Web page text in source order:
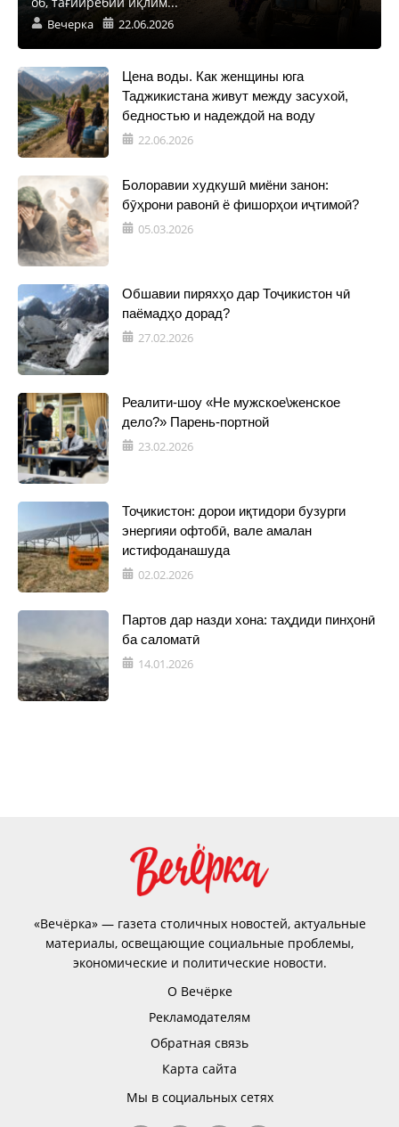
Вечерка 22.06.2026
Цена воды. Как женщины юга
Таджикистана живут между засухой,
бедностью и надеждой на воду
22.06.2026
Болоравии худкушӣ миёни занон:
бӯҳрони равонӣ ё фишорҳои иҷтимоӣ?
05.03.2026
Обшавии пиряхҳо дар Тоҷикистон чӣ
паёмадҳо дорад?
27.02.2026
Реалити-шоу «Не мужское\женское
дело?» Парень-портной
23.02.2026
Тоҷикистон: дорои иқтидори бузурги
энергияи офтобӣ, вале амалан
истифоданашуда
02.02.2026
Партов дар назди хона: таҳдиди пинҳонӣ
ба саломатӣ
14.01.2026
«Вечёрка» — газета столичных новостей, актуальные
материалы, освещающие социальные проблемы,
экономические и политические новости.
О Вечёрке
Рекламодателям
Обратная связь
Карта сайта
Мы в социальных сетях